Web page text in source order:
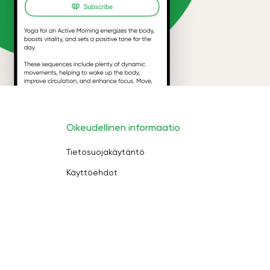
Oikeudellinen informaatio
Tietosuojakäytäntö
Käyttöehdot